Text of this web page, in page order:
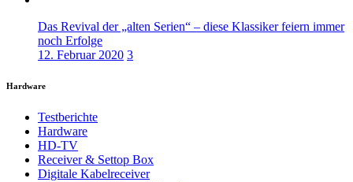
Das Revival der „alten Serien“ – diese Klassiker feiern immer
noch Erfolge
12. Februar 2020 3
Hardware
Testberichte
Hardware
HD-TV
Receiver & Settop Box
Digitale Kabelreceiver